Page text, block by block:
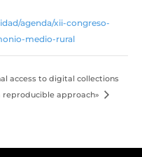
agenda/xii-congreso-
medio-rural
access to digital collections
reproducible approach»